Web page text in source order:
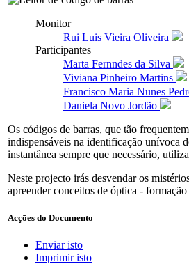
Monitor
Rui Luis Vieira Oliveira
Participantes
Marta Fernndes da Silva
Viviana Pinheiro Martins
Francisco Maria Nunes
Daniela Novo Jordão
Os códigos de barras, que tão
indispensáveis na identificação unívoca
instantânea sempre que necessário,
Neste projecto irás desvendar os
apreender conceitos de óptica -
Acções do Documento
Enviar isto
Imprimir isto